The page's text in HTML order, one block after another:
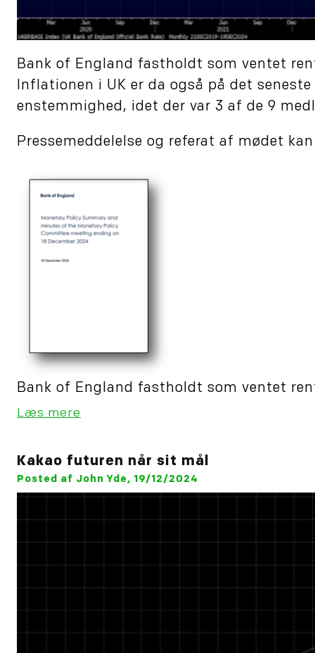
Bank of England fastholdt som ventet
Inflationen i UK er da også på det
enstemmighed, idet der var 3 af de 9
Pressemeddelelse og referat af mødet
Bank of England fastholdt som ventet
Læs mere
Kakao futuren når sit mål
Posted af John Yde, 19/12/2024